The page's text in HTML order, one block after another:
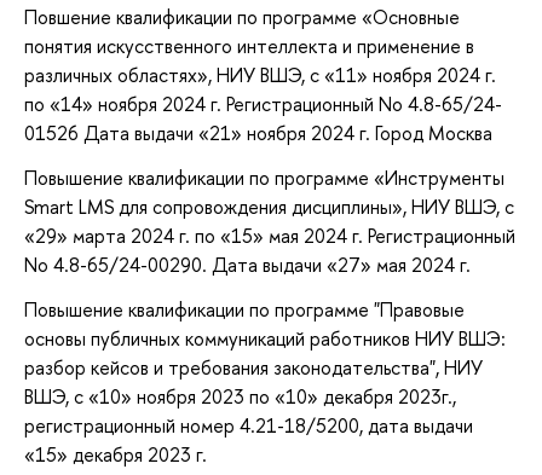
Повшение квалификации по программе «Основные
понятия искусственного интеллекта и применение в
различных областях», НИУ ВШЭ, с «11» ноября 2024 г.
по «14» ноября 2024 г. Регистрационный No 4.8-65/24-
01526 Дата выдачи «21» ноября 2024 г. Город Москва
Повышение квалификации по программе «Инструменты
Smart LMS для сопровождения дисциплины», НИУ ВШЭ, с
«29» марта 2024 г. по «15» мая 2024 г. Регистрационный
No 4.8-65/24-00290. Дата выдачи «27» мая 2024 г.
Повышение квалификации по программе "Правовые
основы публичных коммуникаций работников НИУ ВШЭ:
разбор кейсов и требования законодательства", НИУ
ВШЭ, с «10» ноября 2023 по «10» декабря 2023г.,
регистрационный номер 4.21-18/5200, дата выдачи
«15» декабря 2023 г.